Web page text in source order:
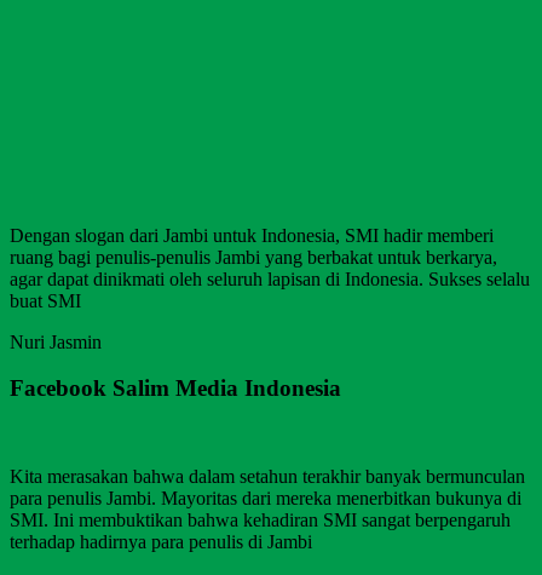
Dengan slogan dari Jambi untuk Indonesia, SMI hadir memberi
ruang bagi penulis-penulis Jambi yang berbakat untuk berkarya,
agar dapat dinikmati oleh seluruh lapisan di Indonesia. Sukses selalu
buat SMI
Nuri Jasmin
Facebook Salim Media Indonesia
Kita merasakan bahwa dalam setahun terakhir banyak bermunculan
para penulis Jambi. Mayoritas dari mereka menerbitkan bukunya di
SMI. Ini membuktikan bahwa kehadiran SMI sangat berpengaruh
terhadap hadirnya para penulis di Jambi